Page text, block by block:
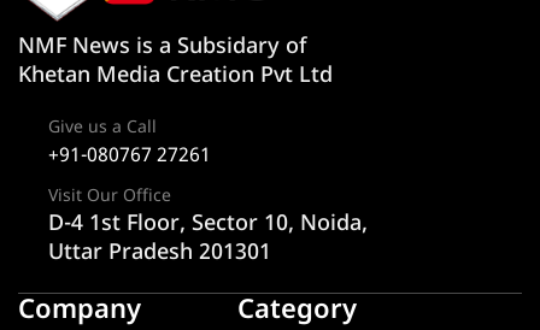
NMF News is a Subsidary of
Khetan Media Creation Pvt Ltd
Give us a Call
+91-080767 27261
Visit Our Office
D-4 1st Floor, Sector 10, Noida,
Uttar Pradesh 201301
Company Category